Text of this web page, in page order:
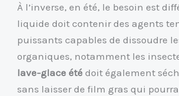
À l’inverse, en été, le besoin est
liquide doit contenir des agents
puissants capables de dissoudre
organiques, notamment les
lave-glace été doit également
sans laisser de film gras qui